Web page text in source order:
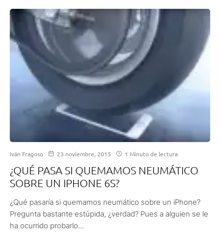
Iván Fragoso 23 noviembre, 2015 1 Minuto de lectura
¿QUÉ PASA SI QUEMAMOS NEUMÁTICO
SOBRE UN IPHONE 6S?
¿Qué pasaría si quemamos neumático sobre un iPhone?
Pregunta bastante estúpida, ¿verdad? Pues a alguien se le
ha ocurrido probarlo...